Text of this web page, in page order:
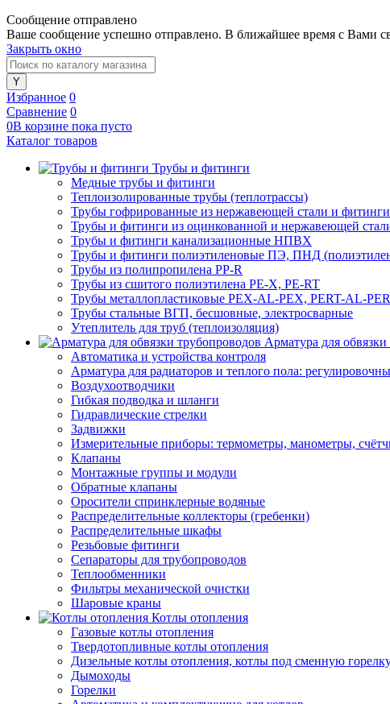
Сообщение отправлено
Ваше сообщение успешно отправлено. В ближайшее время с Вами
Закрыть окно
Избранное 0
Сравнение 0
0В корзине пока пусто
Каталог товаров
Трубы и фитинги
Медные трубы и фитинги
Теплоизолированные трубы (теплотрассы)
Трубы гофрированные из нержавеющей стали и фитинги
Трубы и фитинги из оцинкованной и нержавеющей
Трубы и фитинги канализационные НПВХ
Трубы и фитинги полиэтиленовые ПЭ, ПНД (полиэтилен
Трубы из полипропилена PP-R
Трубы из сшитого полиэтилена PE-X, PE-RT
Трубы металлопластиковые PEX-AL-PEX, PERT-AL-
Трубы стальные ВГП, бесшовные, электросварные
Утеплитель для труб (теплоизоляция)
Арматура для
Автоматика и устройства контроля
Арматура для радиаторов и теплого пола:
Воздухоотводчики
Гибкая подводка и шланги
Гидравлические стрелки
Задвижки
Измерительные приборы: термометры, манометры,
Клапаны
Монтажные группы и модули
Обратные клапаны
Оросители спринклерные водяные
Распределительные коллекторы (гребенки)
Распределительные шкафы
Резьбовые фитинги
Сепараторы для трубопроводов
Теплообменники
Фильтры механической очистки
Шаровые краны
Котлы отопления
Газовые котлы отопления
Твердотопливные котлы отопления
Дизельные котлы отопления, котлы под сменную
Дымоходы
Горелки